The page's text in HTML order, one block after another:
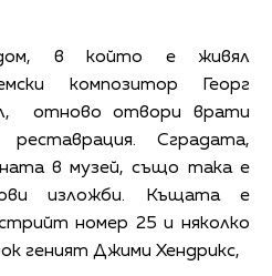
дом, в който е живял
композитор Георг
отново отвори врати
реставрация. Сградата,
в музей, също така е
изложби. Къщата е
номер 25 и няколко
геният Джими Хендрикс,